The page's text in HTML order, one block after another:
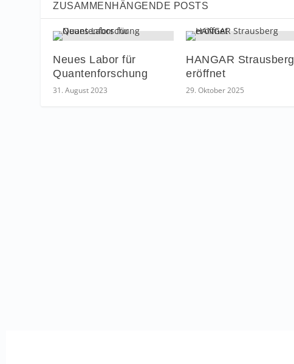
ZUSAMMENHÄNGENDE POSTS
Neues Labor für
Quantenforschung
31. August 2023
HANGAR Strausberg
eröffnet
29. Oktober 2025